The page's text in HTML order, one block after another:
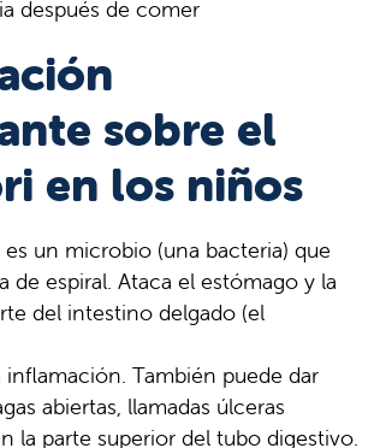
después de comer
sobre el
en los niños
es un microbio (una bacteria) que
de espiral. Ataca el estómago y la
del intestino delgado (el
inflamación. También puede dar
abiertas, llamadas úlceras
la parte superior del tubo digestivo.